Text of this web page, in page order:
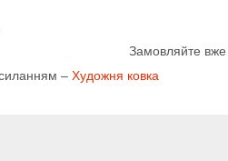
Замовляйте вже
– Художня ковка